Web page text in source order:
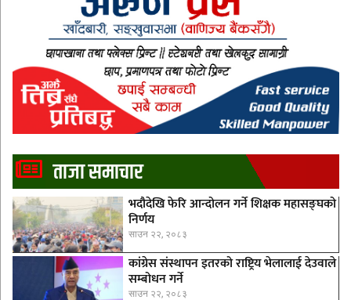
ताजा समाचार
भदौदेखि फेरि आन्दोलन गर्ने शिक्षक महासङ्घको
निर्णय
साउन २२, २०८३
कांग्रेस संस्थापन इतरको राष्ट्रिय भेलालाई देउवाले
सम्बोधन गर्ने
साउन २२, २०८३